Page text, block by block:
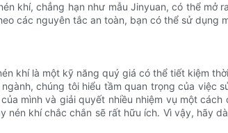
khí, chẳng hạn như mẫu Jinyuan, có thể
các nguyên tắc an toàn, bạn có thể sử
khí là một kỹ năng quý giá có thể tiết kiệm
chúng tôi hiểu tầm quan trọng của việc
mình và giải quyết nhiều nhiệm vụ một
nén khí chắc chắn sẽ rất hữu ích. Vì vậy, hãy